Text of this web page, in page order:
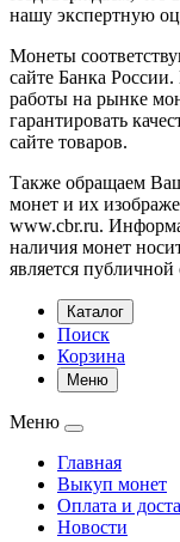
нашу экспертную
Монеты
сайте Банка
работы на рынке
гарантировать
сайте товаров.
Также обращаем
монет и их
www.cbr.ru.
наличия монет
является публичной
Каталог
Поиск
Корзина
Меню
Меню
Главная
Выкуп монет
Оплата и
Новости